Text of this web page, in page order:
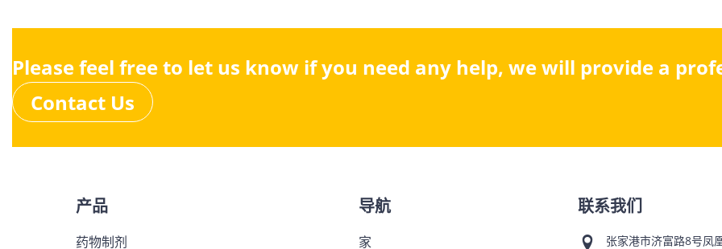
Please feel free to let us know if you need any help, we will provide a
Contact Us
产品
药物制剂
导航
家
联系我们
张家港市济富路8号凤